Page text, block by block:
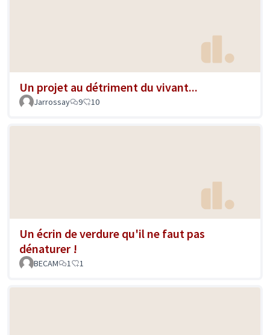
Un projet au détriment du vivant...
Jarrossay 9 10
Un écrin de verdure qu'il ne faut pas
dénaturer !
BECAM 1 1